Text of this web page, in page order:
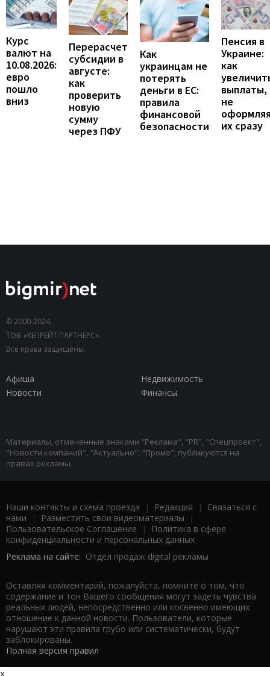
Курс
валют на
10.08.2026:
евро
пошло
вниз
Перерасчет
субсидии в
августе:
как
проверить
новую
сумму
через ПФУ
Как
украинцам не
потерять
деньги в ЕС:
правила
финансовой
безопасности
Пенсия в
Украине:
как
выплаты,
не
их сразу
© 2000-2024,
ТОВ «КЕПРЕЙТ ПАРТНЕРС».
Все права защищены.
Афиша
Недвижимость
Новости
Финансы
Материалы, отмеченные знаками "Реклама", "PR", "Спецпроект",
"Новости компаний", "Актуально", "Промо", публикуются на
правах рекламы.
Наши контакты и схема проезда | Редакция | Связаться с
нами | Разместить свои видеоматериалы |
Пользовательское Соглашение |
Политика в сфере
конфиденциальности и персональных данных
Реклама на сайте: Отдел продаж digital рекламы
Оставляя комментарий, пожалуйста, помните о том, что
содержание и тон Вашего сообщения могут задеть чувства
реальных людей, непосредственно или косвенно имеющих
отношение к данной новости. Пользователи, которые
нарушают эти правила грубо или систематически, будут
заблокированы.
Полная версия правил
x